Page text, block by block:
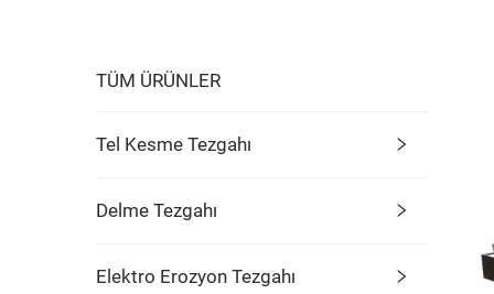
TÜM ÜRÜNLER
Tel Kesme Tezgahı
Delme Tezgahı
Elektro Erozyon Tezgahı